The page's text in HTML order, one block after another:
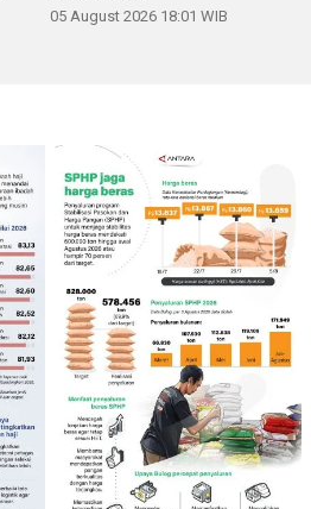
05 August 2026 18:01 WIB